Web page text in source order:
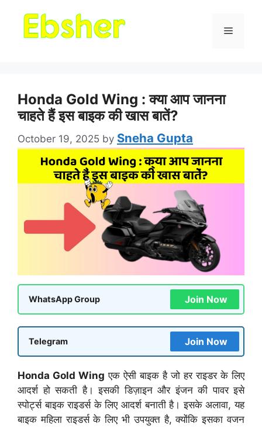
Honda Gold Wing : क्या आप जानना
चाहते हैं इस बाइक की खास बातें?
October 19, 2025 by Sneha Gupta
WhatsApp Group Join Now
Telegram Join Now
Honda Gold Wing एक ऐसी बाइक है जो हर राइडर के लिए
आदर्श हो सकती है। इसकी डिज़ाइन और इंजन की पावर इसे
स्पोर्ट्स बाइक राइडर्स के लिए आदर्श बनाती है। इसके अलावा, यह
बाइक महिला राइडर्स के लिए भी उपयुक्त है, क्योंकि इसका वजन